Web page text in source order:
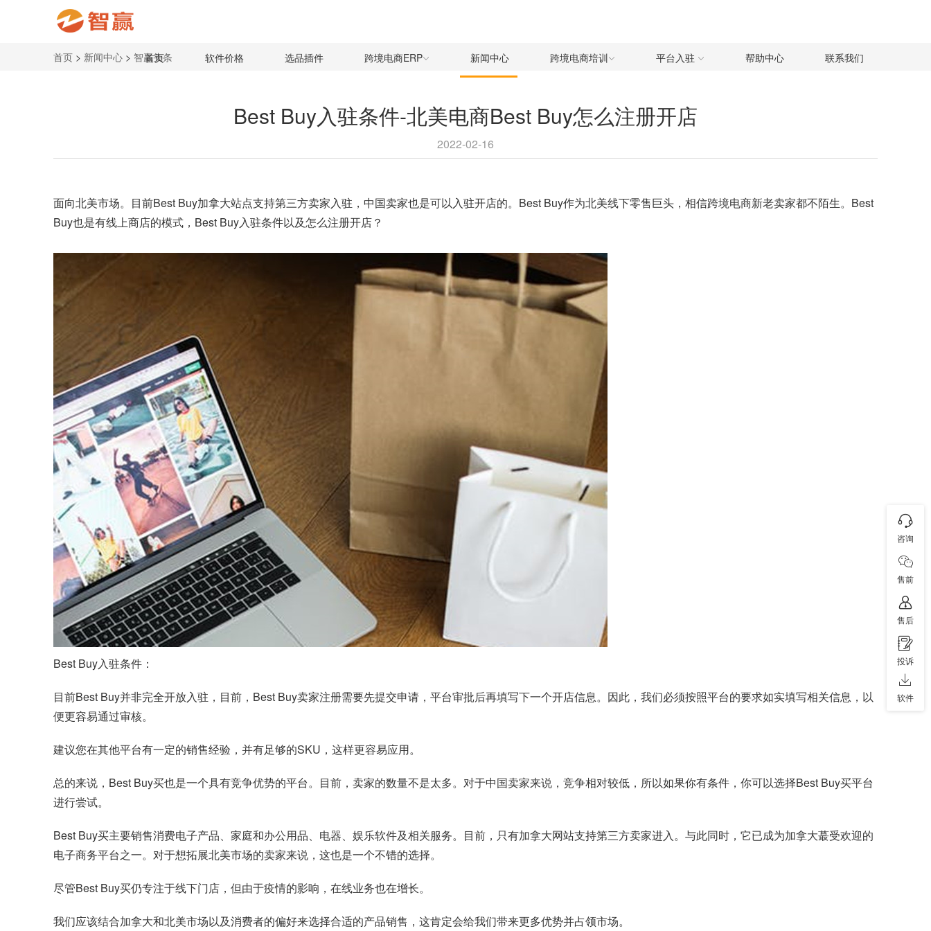
首页 软件价格 选品插件 跨境电商ERP 新闻中心 跨境电商培训 平台入驻 帮助中心 联系我们
首页 > 新闻中心 > 智赢头条
Best Buy入驻条件-北美电商Best Buy怎么注册开店
2022-02-16
面向北美市场。目前Best Buy加拿大站点支持第三方卖家入驻，中国卖家也是可以入驻开店的。Best Buy作为北美线下零售巨头，相信跨境电商新老卖家都不陌生。Best
Buy也是有线上商店的模式，Best Buy入驻条件以及怎么注册开店？
Best Buy入驻条件：
目前Best Buy并非完全开放入驻，目前，Best Buy卖家注册需要先提交申请，平台审批后再填写下一个开店信息。因此，我们必须按照平台的要求如实填写相关信息，以
便更容易通过审核。
建议您在其他平台有一定的销售经验，并有足够的SKU，这样更容易应用。
总的来说，Best Buy买也是一个具有竞争优势的平台。目前，卖家的数量不是太多。对于中国卖家来说，竞争相对较低，所以如果你有条件，你可以选择Best Buy买平台
进行尝试。
Best Buy买主要销售消费电子产品、家庭和办公用品、电器、娱乐软件及相关服务。目前，只有加拿大网站支持第三方卖家进入。与此同时，它已成为加拿大蕞受欢迎的
电子商务平台之一。对于想拓展北美市场的卖家来说，这也是一个不错的选择。
尽管Best Buy买仍专注于线下门店，但由于疫情的影响，在线业务也在增长。
我们应该结合加拿大和北美市场以及消费者的偏好来选择合适的产品销售，这肯定会给我们带来更多优势并占领市场。
咨询
售前
售后
投诉
软件